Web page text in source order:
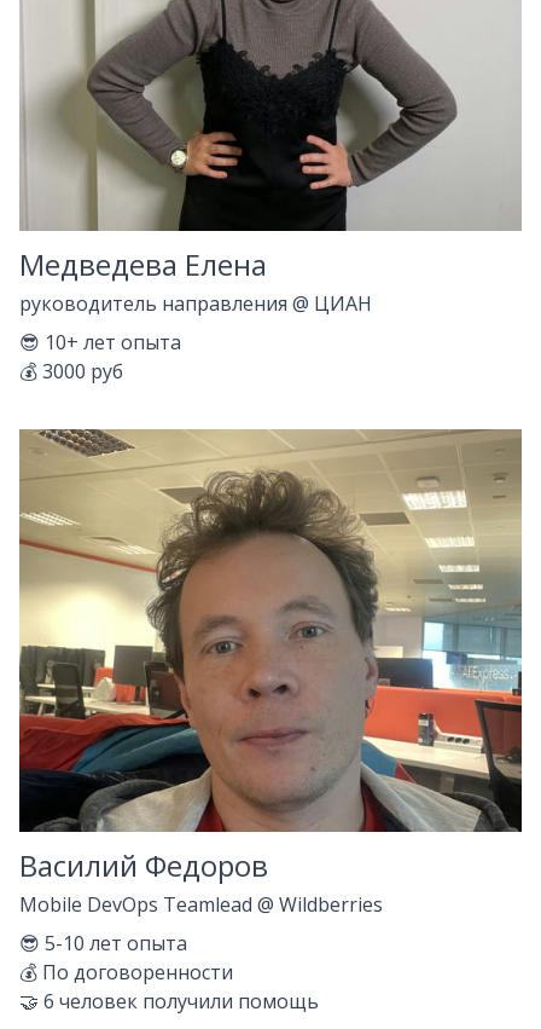
Медведева Елена
руководитель направления @ ЦИАН
😎 10+ лет опыта
💰3000 руб
Василий Федоров
Mobile DevOps Teamlead @ Wildberries
😎 5-10 лет опыта
💰 По договоренности
🤝 6 человек получили помощь